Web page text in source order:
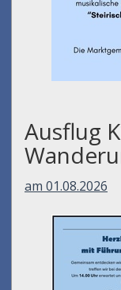
Ausflug
am 01.08.2026